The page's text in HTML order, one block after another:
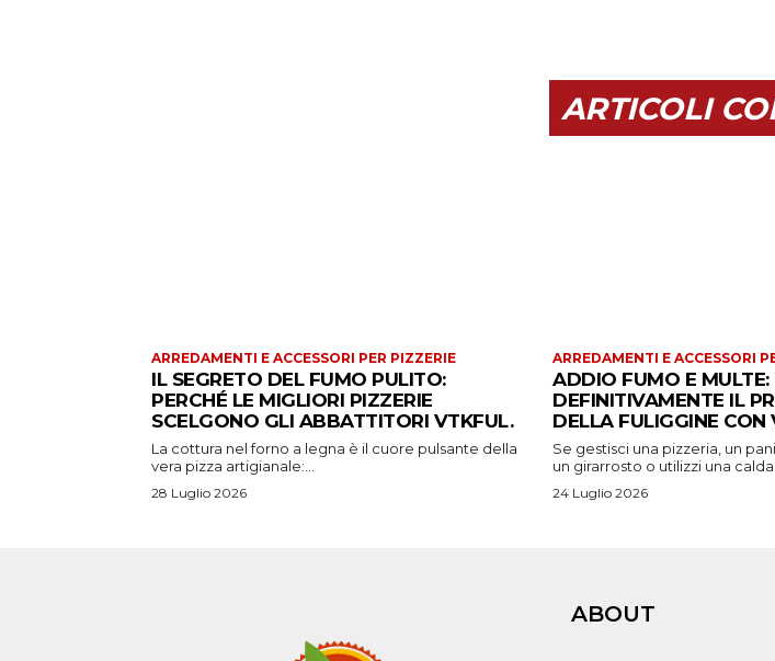
ARTICOLI
ARREDAMENTI E ACCESSORI PER PIZZERIE
IL SEGRETO DEL FUMO PULITO:
PERCHÉ LE MIGLIORI PIZZERIE
SCELGONO GLI ABBATTITORI VTKFUL.
La cottura nel forno a legna è il cuore pulsante della
vera pizza artigianale:...
28 Luglio 2026
ARREDAMENTI E ACCESSORI
ADDIO FUMO E MULTE:
DEFINITIVAMENTE IL
DELLA FULIGGINE CON
Se gestisci una pizzeria, un
un girarrosto o utilizzi una
24 Luglio 2026
ABOUT